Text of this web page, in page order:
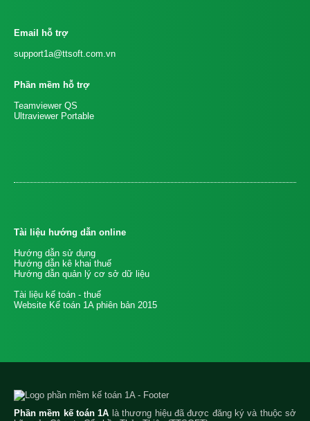
Email hỗ trợ
support1a@ttsoft.com.vn
Phần mềm hỗ trợ
Teamviewer QS
Ultraviewer Portable
Tài liệu hướng dẫn online
Hướng dẫn sử dụng
Hướng dẫn kê khai thuế
Hướng dẫn quản lý cơ sở dữ liệu
Tài liệu kế toán - thuế
Website Kế toán 1A phiên bản 2015
Phần mềm kế toán 1A là thương hiệu đã được đăng ký và thuộc sở